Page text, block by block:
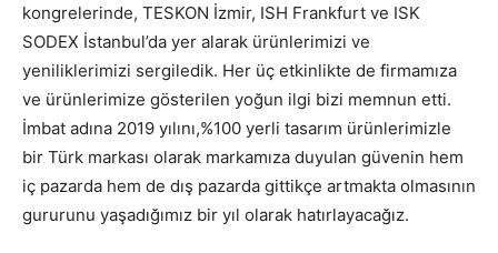
kongrelerinde, TESKON İzmir, ISH Frankfurt ve ISK
SODEX İstanbul’da yer alarak ürünlerimizi ve
yeniliklerimizi sergiledik. Her üç etkinlikte de firmamıza
ve ürünlerimize gösterilen yoğun ilgi bizi memnun etti.
İmbat adına 2019 yılını,%100 yerli tasarım ürünlerimizle
bir Türk markası olarak markamıza duyulan güvenin hem
iç pazarda hem de dış pazarda gittikçe artmakta olmasının
gururunu yaşadığımız bir yıl olarak hatırlayacağız.